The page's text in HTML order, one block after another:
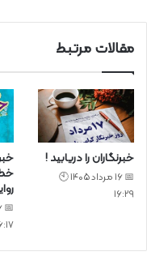
مقالات مرتبط
خبرنگاران را دریابید !
📅 16 مرداد 1405 🕙
16:29